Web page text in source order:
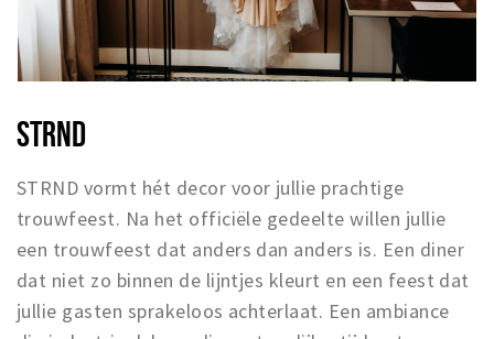
STRND
STRND vormt hét decor voor jullie prachtige
trouwfeest. Na het officiële gedeelte willen jullie
een trouwfeest dat anders dan anders is. Een diner
dat niet zo binnen de lijntjes kleurt en een feest dat
jullie gasten sprakeloos achterlaat. Een ambiance